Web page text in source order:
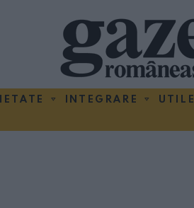
INTEGRARE UTILE